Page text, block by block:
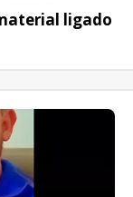
ligado